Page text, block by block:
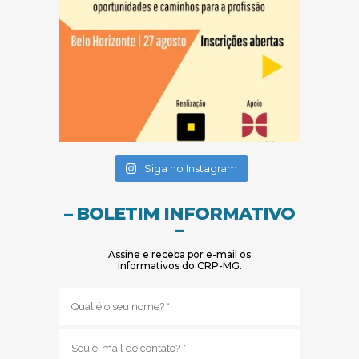
Siga no Instagram
– BOLETIM INFORMATIVO
–
Assine e receba por e-mail os
informativos do CRP-MG.
mail